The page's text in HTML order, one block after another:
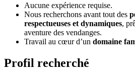
Aucune expérience requise.
Nous recherchons avant tout des
respectueuses et dynamiques,
aventure des vendanges.
Travail au cœur d’un domaine
Profil recherché